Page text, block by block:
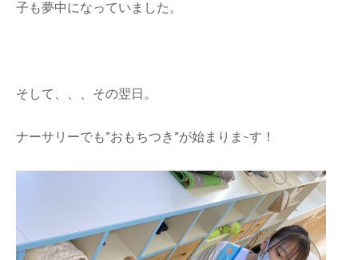
子も夢中になっていました。
そして、、、その翌日。
ナーサリーでも”おもちつき”が始まりま~す！